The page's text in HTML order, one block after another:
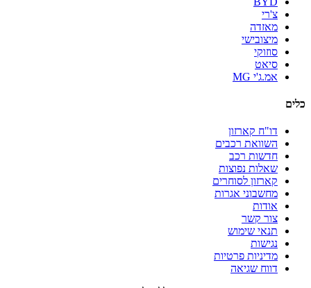
צ'רי
מאזדה
מיצובישי
סוזוקי
סיאט
אמ.ג'י MG
כלים
דו"ח קארזון
השוואת רכבים
חדשות רכב
שאלות נפוצות
קארזון לסוחרים
מחשבוני אגרות
אודות
צור קשר
תנאי שימוש
נגישות
מדיניות פרטיות
דווח שגיאה